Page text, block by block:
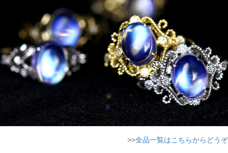
>>全品一覧はこちらからどうぞ